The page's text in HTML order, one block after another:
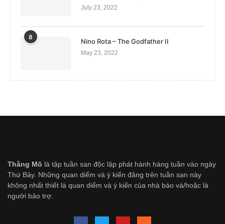
July 23, 2022
8
Nino Rota – The Godfather II
May 23, 2022
Thằng Mõ là tập tuần san độc lập phát hành hàng tuần vào ngày
Thứ Bảy. Những quan diểm và ý kiến đăng trên tuần san này
không nhất thiết là quan diểm và ý kiến của nhà báo và/hoặc là
người bảo trợ.